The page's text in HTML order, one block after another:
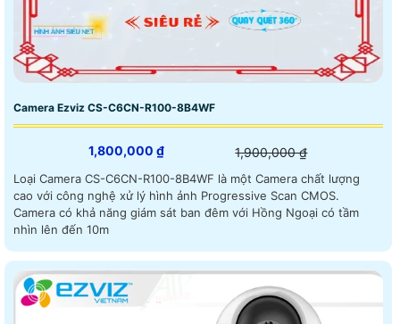
Camera Ezviz CS-C6CN-R100-8B4WF
1,800,000 ₫ 1,900,000 ₫
Loại Camera CS-C6CN-R100-8B4WF là một Camera chất lượng
cao với công nghệ xử lý hình ảnh Progressive Scan CMOS.
Camera có khả năng giám sát ban đêm với Hồng Ngoại có tầm
nhìn lên đến 10m